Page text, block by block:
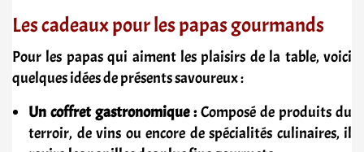
Les cadeaux pour les papas gourmands
Pour les papas qui aiment les plaisirs de la table, voici
quelques idées de présents savoureux :
Un coffret gastronomique : Composé de produits du
terroir, de vins ou encore de spécialités culinaires, il